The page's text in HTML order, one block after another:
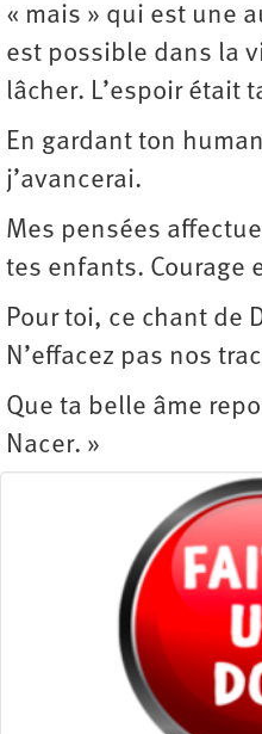
« mais » qui est une
est possible dans la
lâcher. L’espoir était
En gardant ton
j’avancerai.
Mes pensées
tes enfants. Courage
Pour toi, ce chant de
N’effacez pas nos
Que ta belle âme
Nacer. »